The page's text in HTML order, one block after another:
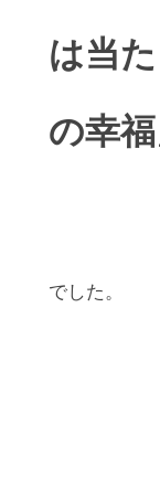
は当
の幸福
でした。